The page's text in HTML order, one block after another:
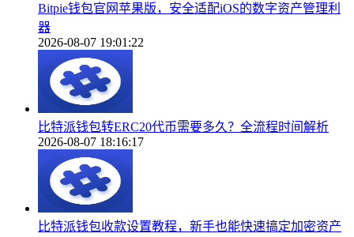
Bitpie钱包官网苹果版，安全适配iOS的数字资产管理利
器
2026-08-07 19:01:22
比特派钱包转ERC20代币需要多久？全流程时间解析
2026-08-07 18:16:17
比特派钱包收款设置教程，新手也能快速搞定加密资产